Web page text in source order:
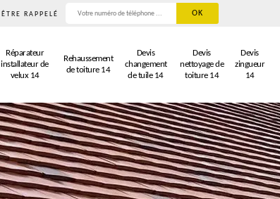
ÊTRE RAPPELÉ
Réparateur
installateur de
velux 14
Rehaussement
de toiture 14
Devis
changement
de tuile 14
Devis
nettoyage de
toiture 14
Devis
zingueur
14